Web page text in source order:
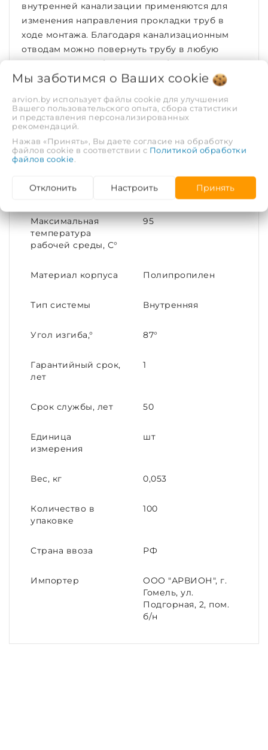
внутренней канализации применяются для
изменения направления прокладки труб в
ходе монтажа. Благодаря канализационным
отводам можно повернуть трубу в любую
сторону. Это особенно востребовано при
монтаже сложных трубопроводных систем и
архитектурный выступ.
Диаметр трубы, мм.
Цвет Серый
Максимальная
температура
рабочей среды, С°
95
Материал корпуса Полипропилен
Тип системы Внутренняя
Угол изгиба,° 87°
Гарантийный срок,
лет
1
Срок службы, лет 50
Единица
измерения
шт
Вес, кг 0,053
Количество в
упаковке
100
Страна ввоза РФ
Импортер
ООО "АРВИОН", г.
Гомель, ул.
Подгорная, 2, пом.
б/н
Мы заботимся о Ваших cookie
arvion.by использует файлы cookie для улучшения
Вашего пользовательского опыта, сбора статистики
и представления персонализированных
рекомендаций.
Нажав «Принять», Вы даете согласие на обработку
файлов cookie в соответствии с Политикой обработки
файлов cookie
Отклонить Настроить Принять